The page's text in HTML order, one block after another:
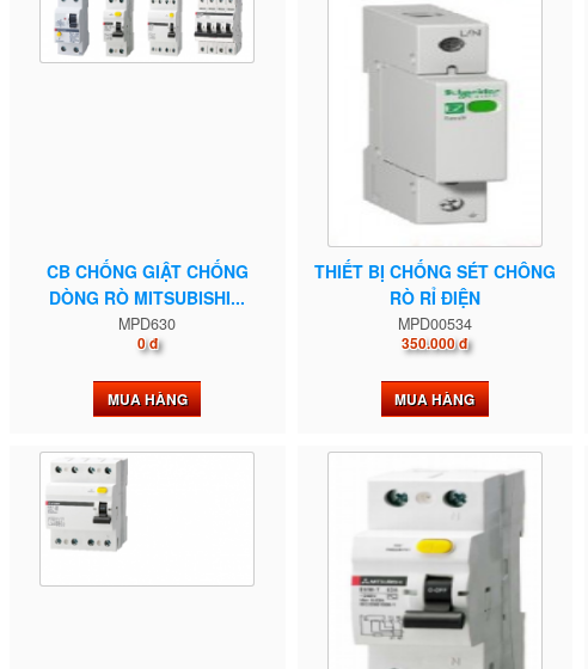
CB CHỐNG GIẬT CHỐNG
DÒNG RÒ MITSUBISHI...
MPD630
0 đ
MUA HÀNG
THIẾT BỊ CHỐNG SÉT CHÔNG
RÒ RỈ ĐIỆN
MPD00534
350.000 đ
MUA HÀNG